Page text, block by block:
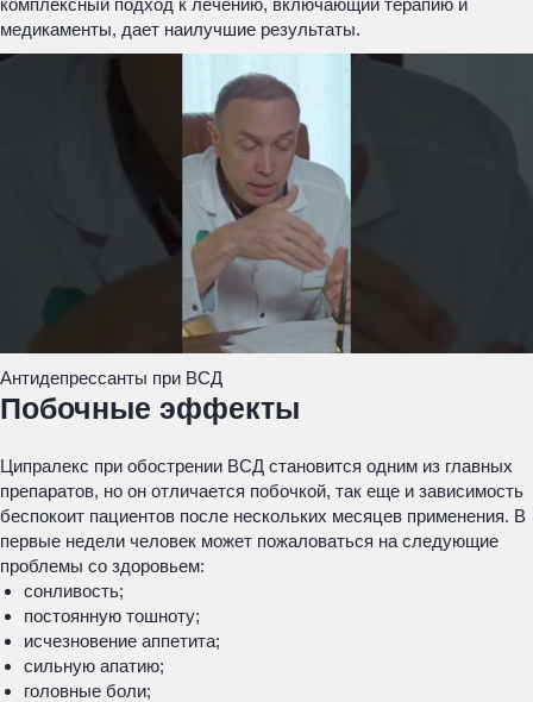
комплексный подход к лечению, включающий терапию и
медикаменты, дает наилучшие результаты.
Антидепрессанты при ВСД
Побочные эффекты
Ципралекс при обострении ВСД становится одним из главных
препаратов, но он отличается побочкой, так еще и зависимость
беспокоит пациентов после нескольких месяцев применения. В
первые недели человек может пожаловаться на следующие
проблемы со здоровьем:
сонливость;
постоянную тошноту;
исчезновение аппетита;
сильную апатию;
головные боли;